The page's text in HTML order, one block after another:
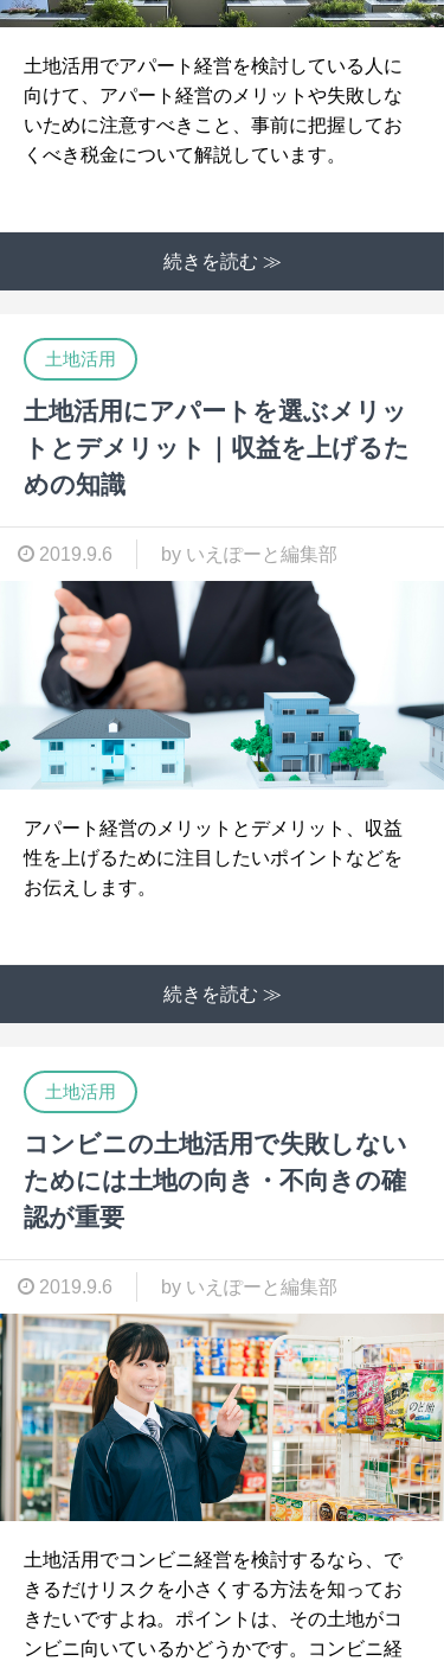
土地活用でアパート経営を検討している人に
向けて、アパート経営のメリットや失敗しな
いために注意すべきこと、事前に把握してお
くべき税金について解説しています。
続きを読む ≫
土地活用
土地活用にアパートを選ぶメリッ
トとデメリット｜収益を上げるた
めの知識
2019.9.6 by いえぽーと編集部
アパート経営のメリットとデメリット、収益
性を上げるために注目したいポイントなどを
お伝えします。
続きを読む ≫
土地活用
コンビニの土地活用で失敗しない
ためには土地の向き・不向きの確
認が重要
2019.9.6 by いえぽーと編集部
土地活用でコンビニ経営を検討するなら、で
きるだけリスクを小さくする方法を知ってお
きたいですよね。ポイントは、その土地がコ
ンビニ向いているかどうかです。コンビニ経